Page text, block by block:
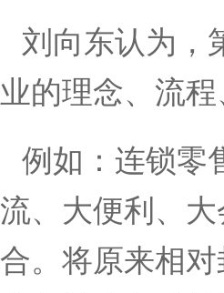
刘向东认为，
业的理念、流
例如：连锁零
流、大便利、
合。将原来相